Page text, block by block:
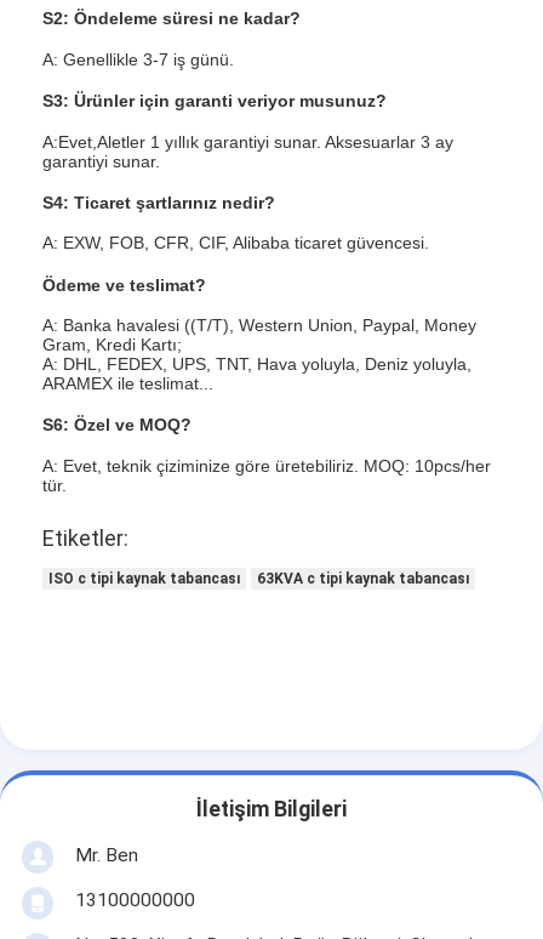
S2: Öndeleme süresi ne kadar?
A: Genellikle 3-7 iş günü.
S3: Ürünler için garanti veriyor musunuz?
A:Evet,Aletler 1 yıllık garantiyi sunar. Aksesuarlar 3 ay
garantiyi sunar.
S4: Ticaret şartlarınız nedir?
A: EXW, FOB, CFR, CIF, Alibaba ticaret güvencesi.
Ödeme ve teslimat?
A: Banka havalesi ((T/T), Western Union, Paypal, Money
Gram, Kredi Kartı;
A: DHL, FEDEX, UPS, TNT, Hava yoluyla, Deniz yoluyla,
ARAMEX ile teslimat...
S6: Özel ve MOQ?
A: Evet, teknik çiziminize göre üretebiliriz. MOQ: 10pcs/her
tür.
Etiketler:
ISO c tipi kaynak tabancası 63KVA c tipi kaynak tabancası
İletişim Bilgileri
Mr. Ben
13100000000